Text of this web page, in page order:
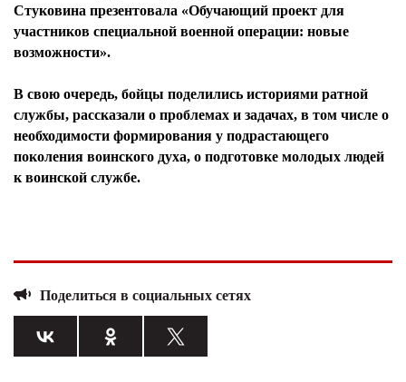
Стуковина презентовала «Обучающий проект для
участников специальной военной операции: новые
возможности».
В свою очередь, бойцы поделились историями ратной
службы, рассказали о проблемах и задачах, в том числе о
необходимости формирования у подрастающего
поколения воинского духа, о подготовке молодых людей
к воинской службе.
Поделиться в социальных сетях